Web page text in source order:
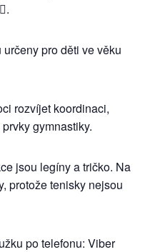
pro děti ve věku
rozvíjet koordinaci,
gymnastiky.
jsou legíny a tričko. Na
protože tenisky nejsou
po telefonu: Viber